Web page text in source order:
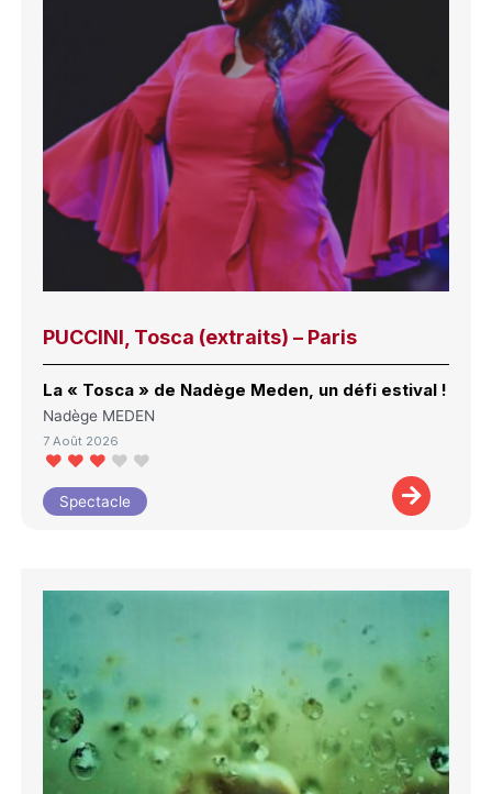
PUCCINI, Tosca (extraits) – Paris
La « Tosca » de Nadège Meden, un défi estival !
Nadège MEDEN
7 Août 2026
Spectacle